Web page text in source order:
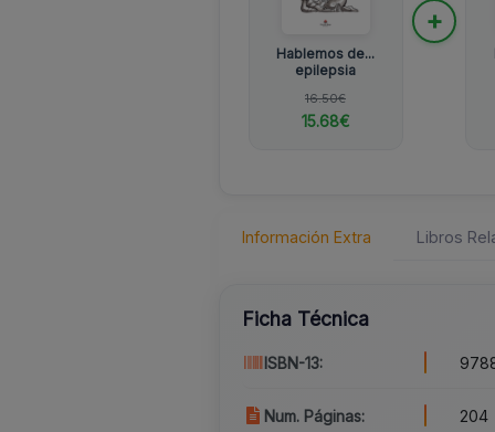
Hablemos de...
epilepsia
16.50€
15.68€
+
Información Extra Libros
Ficha Técnica
ISBN-13:
Num. Páginas: 204